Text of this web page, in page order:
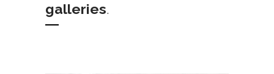
galleries.